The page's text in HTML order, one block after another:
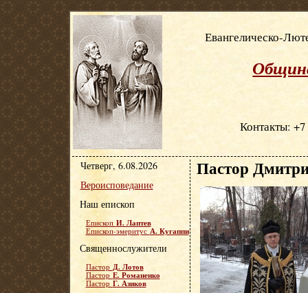
Евангелическо-
Контакты: +7
Пастор
Четверг, 6.08.2026
Вероисповедание
Наш епископ
Епископ И. Лаптев
Епископ-эмеритус А. Кугаппи
Священнослужители
Пастор Д. Лотов
Пастор Е. Романенко
Пастор Г. Азиков